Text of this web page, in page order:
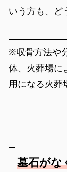
いう方も、ど
※収骨方法や
体、火葬場に
用になる火葬
墓石がな